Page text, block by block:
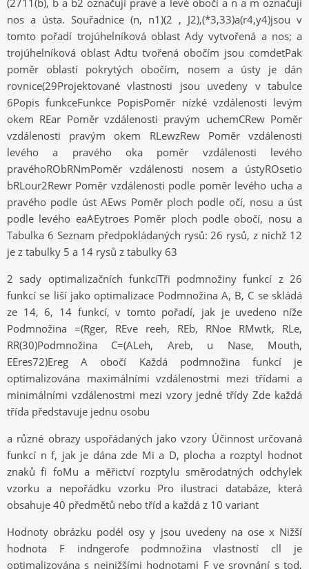
(2711(b), b a b2 označují pravé a levé obočí a n a m označují
nos a ústa. Souřadnice (n, n1)(2 , J2),(*3,33)a(r4,y4)jsou v
tomto pořadí trojúhelníková oblast Ady vytvořená a nos; a
trojúhelníková oblast Adtu tvořená obočím jsou comdetPak
poměr oblastí pokrytých obočím, nosem a ústy je dán
rovnice(29Projektované vlastnosti jsou uvedeny v tabulce
6Popis funkceFunkce PopisPoměr nízké vzdálenosti levým
okem REar Poměr vzdálenosti pravým uchemCRew Poměr
vzdálenosti pravým okem RLewzRew Poměr vzdálenosti
levého a pravého oka poměr vzdálenosti levého
pravéhoRObRNmPoměr vzdálenosti nosem a ústyROsetio
bRLour2Rewr Poměr vzdálenosti podle poměr levého ucha a
pravého podle úst AEws Poměr ploch podle očí, nosu a úst
podle levého eaAEytroes Poměr ploch podle obočí, nosu a
Tabulka 6 Seznam předpokládaných rysů: 26 rysů, z nichž 12
je z tabulky 5 a 14 rysů z tabulky 63
2 sady optimalizačních funkcíTři podmnožiny funkcí z 26
funkcí se liší jako optimalizace Podmnožina A, B, C se skládá
ze 14, 6, 14 funkcí, v tomto pořadí, jak je uvedeno níže
Podmnožina =(Rger, REve reeh, REb, RNoe RMwtk, RLe,
RR(30)Podmnožina C=(ALeh, Areb, u Nase, Mouth,
EEres72)Ereg A obočí Každá podmnožina funkcí je
optimalizována maximálními vzdálenostmi mezi třídami a
minimálními vzdálenostmi mezi vzory jedné třídy Zde každá
třída představuje jednu osobu
a různé obrazy uspořádaných jako vzory Účinnost určovaná
funkcí n f, jak je dána zde Mi a D, plocha a rozptyl hodnot
znaků fi foMu a měřictví rozptylu směrodatných odchylek
vzorku a nepořádku vzorku Pro ilustraci databáze, která
obsahuje 40 předmětů nebo tříd a každá z 10 variant
Hodnoty obrázku podél osy y jsou uvedeny na ose x Nižší
hodnota F indngerofe podmnožina vlastností cll je
optimalizována s nejnižšími hodnotami F ve srovnání s tod,